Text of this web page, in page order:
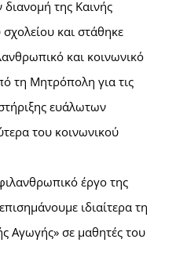
της Καινής
και στάθηκε
και κοινωνικό
τη Μητρόπολη για τις
ευάλωτων
του κοινωνικού
έργο της
ιδιαίτερα τη
Αγωγής» σε μαθητές του